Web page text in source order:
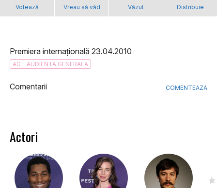
Votează Vreau să văd Văzut Distribuie
Premiera internațională 23.04.2010
AG - AUDIENTA GENERALA
Comentarii COMENTEAZA
Actori